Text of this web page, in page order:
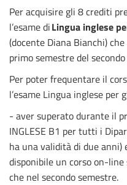
Per acquisire gli 8crediti
l’esame diLingua inglese
(docente Diana Bianchi)
primo semestre del
Per poter frequentare il
l’esame Lingua inglese
- aver superato durante il
INGLESE B1 per tutti i
ha una validità di due anni)
disponibile un corso on-line
che nel secondo semestre.